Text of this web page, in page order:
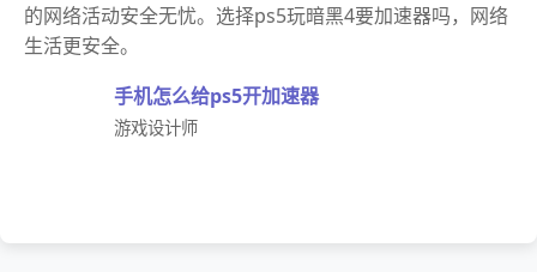
的网络活动安全无忧。选择ps5玩暗黑4要加速器吗，网络
生活更安全。
手机怎么给ps5开加速器
游戏设计师